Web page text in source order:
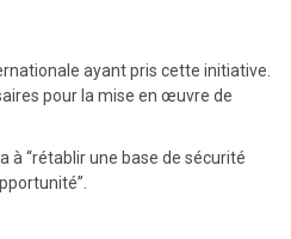
ayant pris cette initiative.
pour la mise en œuvre de
à “rétablir une base de sécurité